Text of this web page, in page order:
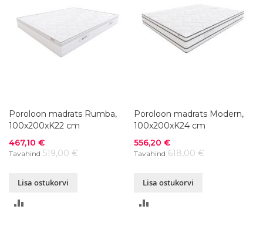
Poroloon madrats Rumba,
100x200xK22 cm
Soodushind
467,10 €
Tavahind 519,00 €
Lisa ostukorvi
Poroloon madrats Modern,
100x200xK24 cm
Soodushind
556,20 €
Tavahind 618,00 €
Lisa ostukorvi